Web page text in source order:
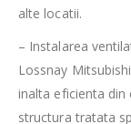
alte locatii.
– Instalarea
Lossnay
inalta eficienta din
structura tratata